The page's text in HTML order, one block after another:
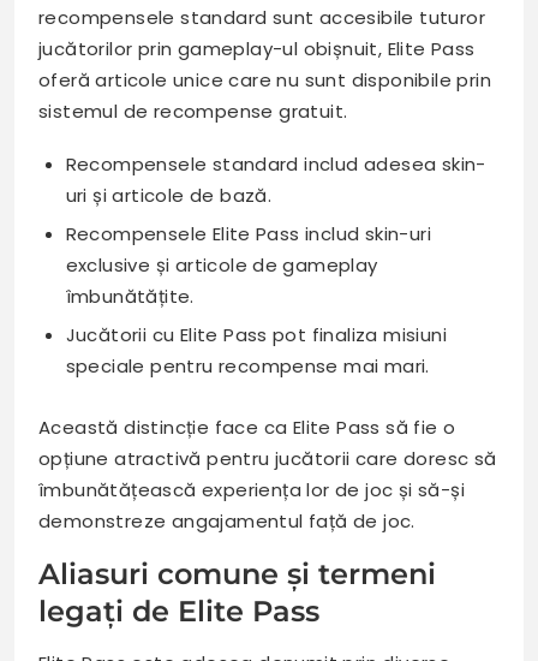
recompensele standard sunt accesibile tuturor
jucătorilor prin gameplay-ul obișnuit, Elite Pass
oferă articole unice care nu sunt disponibile prin
sistemul de recompense gratuit.
Recompensele standard includ adesea skin-
uri și articole de bază.
Recompensele Elite Pass includ skin-uri
exclusive și articole de gameplay
îmbunătățite.
Jucătorii cu Elite Pass pot finaliza misiuni
speciale pentru recompense mai mari.
Această distincție face ca Elite Pass să fie o
opțiune atractivă pentru jucătorii care doresc să
îmbunătățească experiența lor de joc și să-și
demonstreze angajamentul față de joc.
Aliasuri comune și termeni
legați de Elite Pass